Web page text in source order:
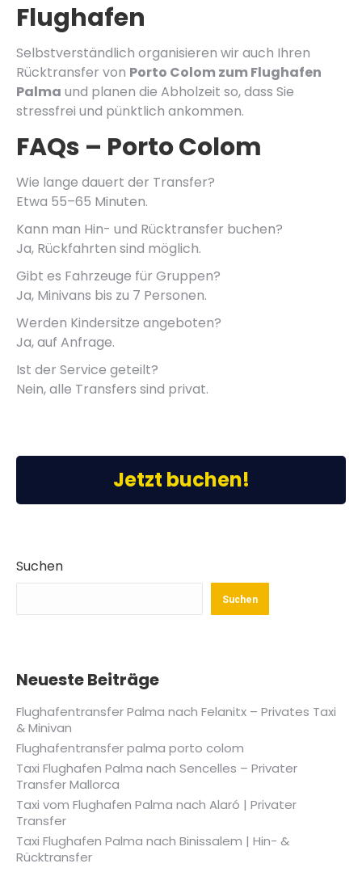
Flughafen
Selbstverständlich organisieren wir auch Ihren
Rücktransfer von Porto Colom zum Flughafen
Palma und planen die Abholzeit so, dass Sie
stressfrei und pünktlich ankommen.
FAQs – Porto Colom
Wie lange dauert der Transfer?
Etwa 55–65 Minuten.
Kann man Hin- und Rücktransfer buchen?
Ja, Rückfahrten sind möglich.
Gibt es Fahrzeuge für Gruppen?
Ja, Minivans bis zu 7 Personen.
Werden Kindersitze angeboten?
Ja, auf Anfrage.
Ist der Service geteilt?
Nein, alle Transfers sind privat.
Jetzt buchen!
Suchen
Suchen
Neueste Beiträge
Flughafentransfer Palma nach Felanitx – Privates Taxi
& Minivan
Flughafentransfer palma porto colom
Taxi Flughafen Palma nach Sencelles – Privater
Transfer Mallorca
Taxi vom Flughafen Palma nach Alaró | Privater
Transfer
Taxi Flughafen Palma nach Binissalem | Hin- &
Rücktransfer